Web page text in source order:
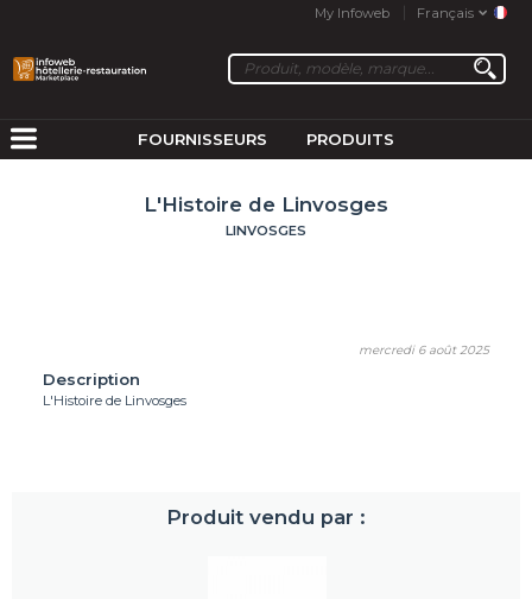
My Infoweb Français
FOURNISSEURS PRODUITS
L'Histoire de Linvosges
LINVOSGES
mercredi 6 août 2025
Description
L'Histoire de Linvosges
Produit vendu par :